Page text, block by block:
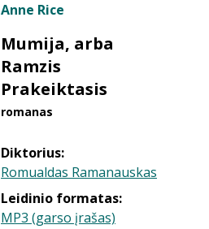
Anne Rice
Mumija, arba
Ramzis
Prakeiktasis
romanas
Diktorius:
Romualdas Ramanauskas
Leidinio formatas:
MP3 (garso įrašas)